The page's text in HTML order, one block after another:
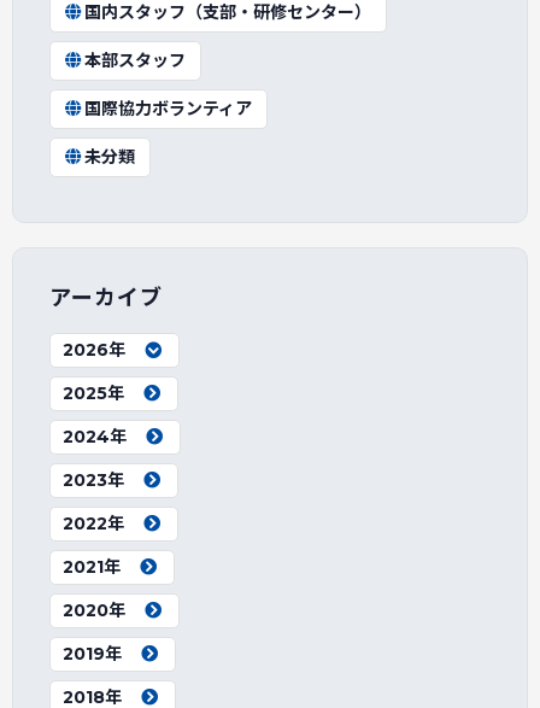
国内スタッフ（支部・研修センター）
本部スタッフ
国際協力ボランティア
未分類
アーカイブ
2026年
2025年
2024年
2023年
2022年
2021年
2020年
2019年
2018年